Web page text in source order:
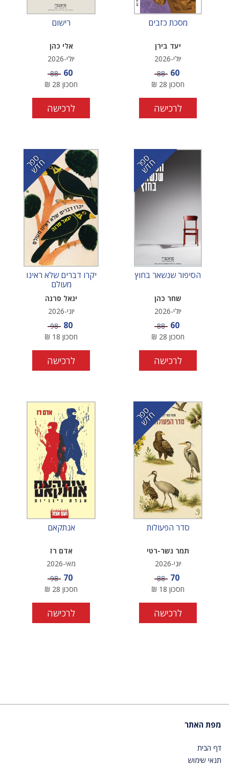
מסכת כזבים
יעד בירן
יולי-2026
מחיר מבצע
60 מחיר
88
חסכון 28
₪
לרכישה
רישום
אלי כהן
יולי-2026
מחיר מבצע
60 מחיר
88
חסכון 28
₪
לרכישה
ס
פ
ר
ח
ד
ש
הסיפור שנשאר בחוץ
שחר כהן
יולי-2026
מחיר מבצע
60 מחיר
88
חסכון 28
₪
לרכישה
ס
פ
ר
ח
ד
ש
יקרו דברים שלא ראינו
מעולם
יגאל סרנה
יוני-2026
מחיר מבצע
80 מחיר
98
חסכון 18
₪
לרכישה
ס
פ
ר
ח
ד
ש
סדר הפעולות
תמר נשר-רטי
יוני-2026
מחיר מבצע
70 מחיר
88
חסכון 18
₪
לרכישה
אנתקאם
אדם רז
מאי-2026
מחיר מבצע
70 מחיר
98
חסכון 28
₪
לרכישה
מפת האתר
דף הבית
תנאי שימוש